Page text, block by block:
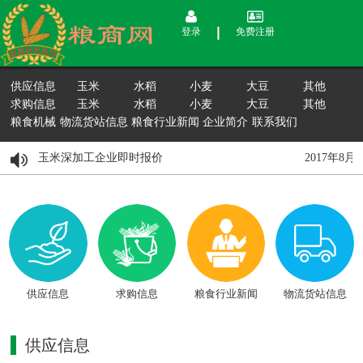
登录 免费注册
供应信息 玉米 水稻 小麦 大豆
其他
求购信息
玉米 水稻 小麦 大豆
其他
粮食机械 物流货站信息 粮食行业新闻 企业简介 联系我们
日国内玉米深加工企业即时报价 2017年8月
供应信息 求购信息 粮食行业新闻 物流货站信息
供应信息